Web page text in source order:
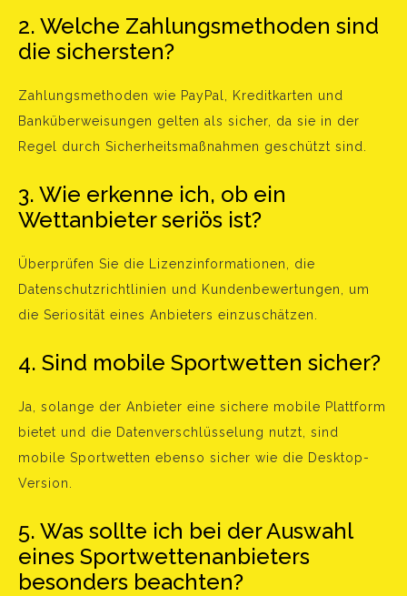
2. Welche Zahlungsmethoden sind
die sichersten?
Zahlungsmethoden wie PayPal, Kreditkarten und
Banküberweisungen gelten als sicher, da sie in der
Regel durch Sicherheitsmaßnahmen geschützt sind.
3. Wie erkenne ich, ob ein
Wettanbieter seriös ist?
Überprüfen Sie die Lizenzinformationen, die
Datenschutzrichtlinien und Kundenbewertungen, um
die Seriosität eines Anbieters einzuschätzen.
4. Sind mobile Sportwetten sicher?
Ja, solange der Anbieter eine sichere mobile Plattform
bietet und die Datenverschlüsselung nutzt, sind
mobile Sportwetten ebenso sicher wie die Desktop-
Version.
5. Was sollte ich bei der Auswahl
eines Sportwettenanbieters
besonders beachten?